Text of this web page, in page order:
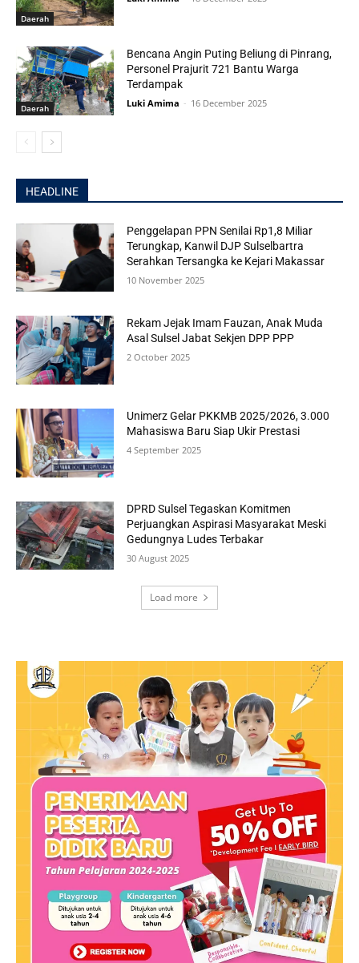
Daerah
Daerah
Bencana Angin Puting Beliung di Pinrang,
Personel Prajurit 721 Bantu Warga
Terdampak
Luki Amima - 16 December 2025
HEADLINE
Penggelapan PPN Senilai Rp1,8 Miliar
Terungkap, Kanwil DJP Sulselbartra
Serahkan Tersangka ke Kejari Makassar
10 November 2025
Rekam Jejak Imam Fauzan, Anak Muda
Asal Sulsel Jabat Sekjen DPP PPP
2 October 2025
Unimerz Gelar PKKMB 2025/2026, 3.000
Mahasiswa Baru Siap Ukir Prestasi
4 September 2025
DPRD Sulsel Tegaskan Komitmen
Perjuangkan Aspirasi Masyarakat Meski
Gedungnya Ludes Terbakar
30 August 2025
Load more